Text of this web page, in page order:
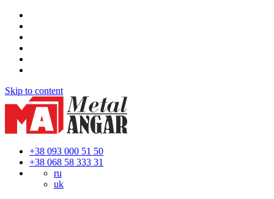
Skip to content
+38 093 000 51 50
+38 068 58 333 31
ru
uk